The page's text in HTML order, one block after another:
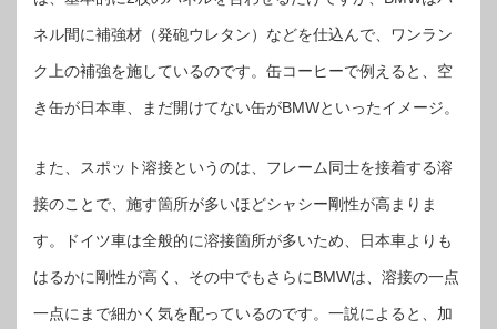
ネル間に補強材（発砲ウレタン）などを仕込んで、ワンラン
ク上の補強を施しているのです。缶コーヒーで例えると、空
き缶が日本車、まだ開けてない缶がBMWといったイメージ。
また、スポット溶接というのは、フレーム同士を接着する溶
接のことで、施す箇所が多いほどシャシー剛性が高まりま
す。ドイツ車は全般的に溶接箇所が多いため、日本車よりも
はるかに剛性が高く、その中でもさらにBMWは、溶接の一点
一点にまで細かく気を配っているのです。一説によると、加